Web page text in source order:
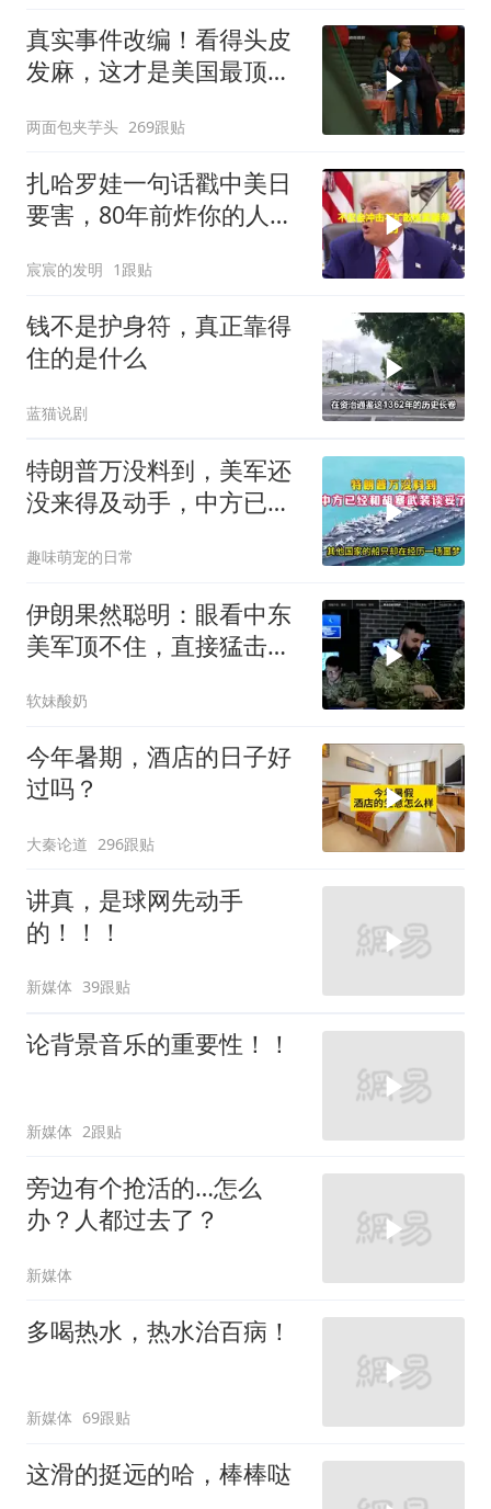
真实事件改编！看得头皮
发麻，这才是美国最顶级
两面包夹芋头 269跟贴
扎哈罗娃一句话戳中美日
要害，80年前炸你的人，
宸宸的发明 1跟贴
钱不是护身符，真正靠得
住的是什么
蓝猫说剧
特朗普万没料到，美军还
没来得及动手，中方已经
趣味萌宠的日常
伊朗果然聪明：眼看中东
美军顶不住，直接猛击要
软妹酸奶
今年暑期，酒店的日子好
过吗？
大秦论道 296跟贴
讲真，是球网先动手
的！！！
新媒体 39跟贴
论背景音乐的重要性！！
新媒体 2跟贴
旁边有个抢活的…怎么
办？人都过去了？
新媒体
多喝热水，热水治百病！
新媒体 69跟贴
这滑的挺远的哈，棒棒哒